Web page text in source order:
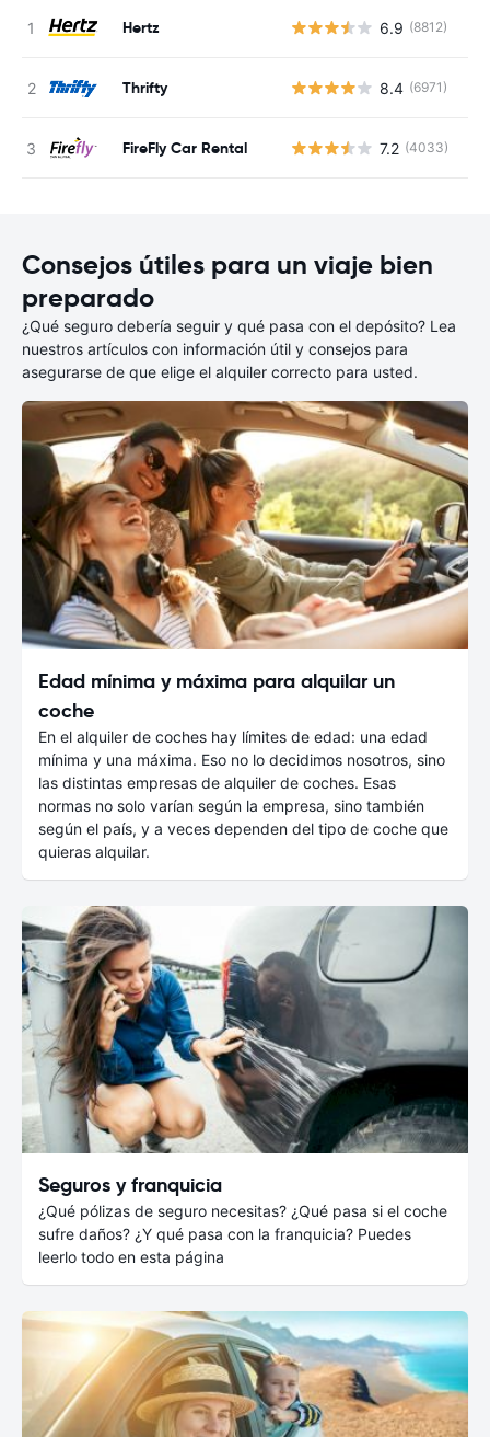
Hertz 6.9 (8812)
Thrifty 8.4 (6971)
FireFly Car Rental 7.2 (4033)
Consejos útiles para un viaje bien
preparado
¿Qué seguro debería seguir y qué pasa con el depósito? Lea
nuestros artículos con información útil y consejos para
asegurarse de que elige el alquiler correcto para usted.
Edad mínima y máxima para alquilar un
coche
En el alquiler de coches hay límites de edad: una edad
mínima y una máxima. Eso no lo decidimos nosotros, sino
las distintas empresas de alquiler de coches. Esas
normas no solo varían según la empresa, sino también
según el país, y a veces dependen del tipo de coche que
quieras alquilar.
Seguros y franquicia
¿Qué pólizas de seguro necesitas? ¿Qué pasa si el coche
sufre daños? ¿Y qué pasa con la franquicia? Puedes
leerlo todo en esta página